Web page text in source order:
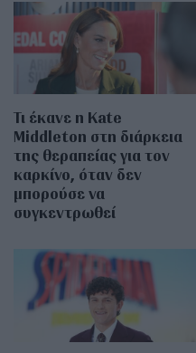
Τι έκανε η Kate
Middleton στη διάρκεια
της θεραπείας για τον
καρκίνο, όταν δεν
μπορούσε να
συγκεντρωθεί